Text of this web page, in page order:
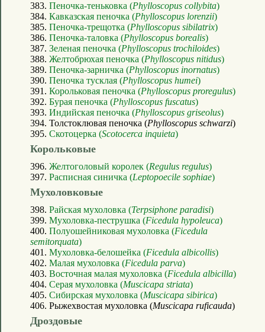
383. Пеночка-теньковка (Phylloscopus collybita)
384. Кавказская пеночка (Phylloscopus lorenzii)
385. Пеночка-трещотка (Phylloscopus sibilatrix)
386. Пеночка-таловка (Phylloscopus borealis)
387. Зеленая пеночка (Phylloscopus trochiloides)
388. Желтобрюхая пеночка (Phylloscopus nitidus)
389. Пеночка-зарничка (Phylloscopus inornatus)
390. Пеночка тусклая (Phylloscopus humei)
391. Корольковая пеночка (Phylloscopus proregulus)
392. Бурая пеночка (Phylloscopus fuscatus)
393. Индийская пеночка (Phylloscopus griseolus)
394. Толстоклювая пеночка (Phylloscopus schwarzi)
395. Скотоцерка (Scotocerca inquieta)
Корольковые
396. Желтоголовый королек (Regulus regulus)
397. Расписная синичка (Leptopoecile sophiae)
Мухоловковые
398. Райская мухоловка (Terpsiphone paradisi)
399. Мухоловка-пеструшка (Ficedula hypoleuca)
400. Полуошейниковая мухоловка (Ficedula
semitorquata)
401. Мухоловка-белошейка (Ficedula albicollis)
402. Малая мухоловка (Ficedula parva)
403. Восточная малая мухоловка (Ficedula albicilla)
404. Серая мухоловка (Muscicapa striata)
405. Сибирская мухоловка (Muscicapa sibirica)
406. Рыжехвостая мухоловка (Muscicapa ruficauda)
Дроздовые